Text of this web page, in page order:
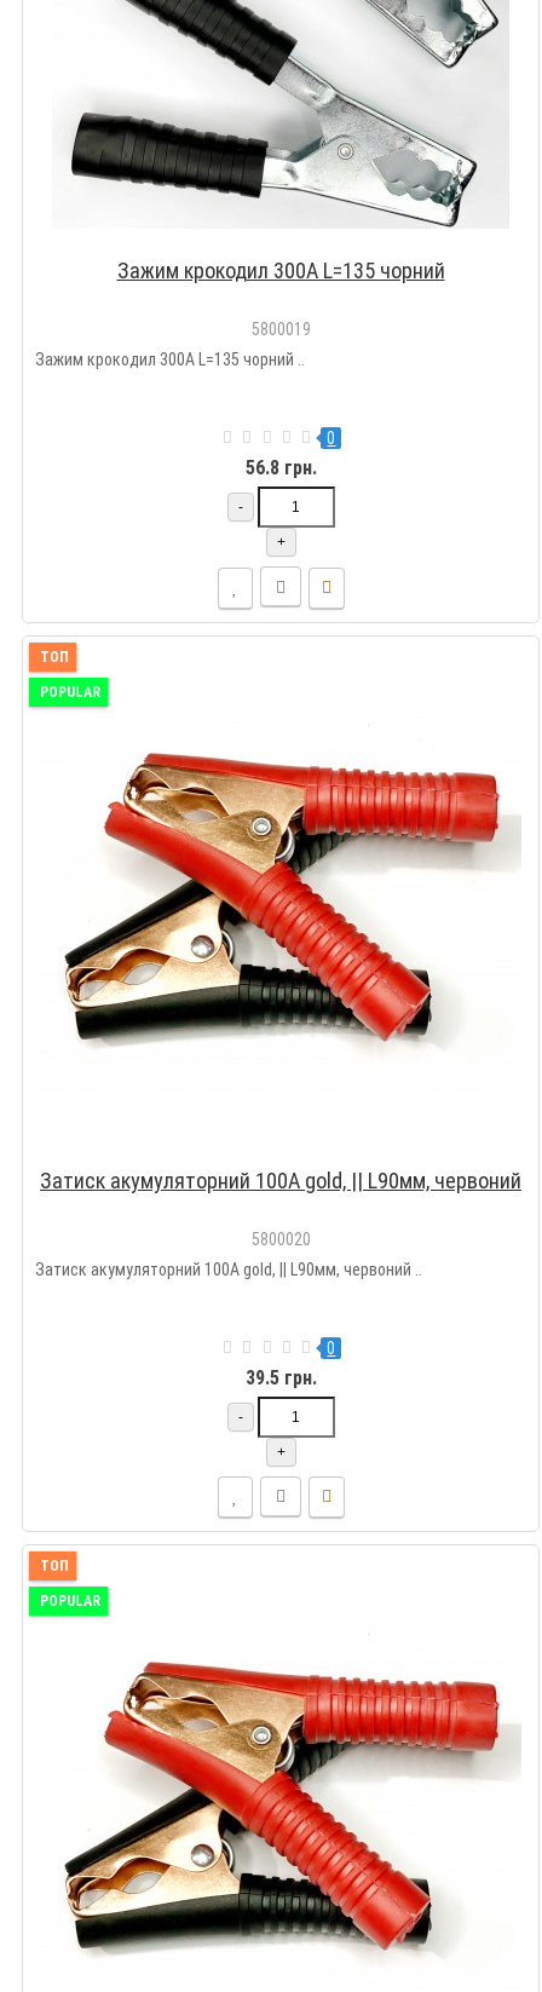
Зажим крокодил 300A L=135 чорний
5800019
Зажим крокодил 300A L=135 чорний ..
0
56.8 грн.
-
+
ТОП
POPULAR
Затиск акумуляторний 100А gold, || L90мм, червоний
5800020
Затиск акумуляторний 100А gold, || L90мм, червоний ..
0
39.5 грн.
-
+
ТОП
POPULAR